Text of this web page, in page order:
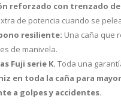
reforzado con trenzado
de potencia cuando se
resiliente: Una caña que
de manivela.
Fuji serie K. Toda una
en toda la caña para
a golpes y accidentes.